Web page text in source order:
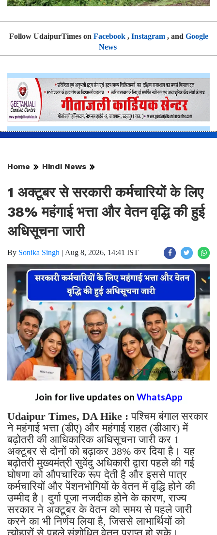
Follow UdaipurTimes on Facebook, Instagram, and Google
News
Home Hindi News
1 अक्टूबर से सरकारी कर्मचारियों के लिए
38% महंगाई भत्ता और वेतन वृद्धि की हुई
अधिसूचना जारी
By Sonika Singh | Aug 8, 2026, 14:41 IST
Join for live updates on WhatsApp
Udaipur Times, DA Hike : पश्चिम बंगाल सरकार
ने महंगाई भत्ता (डीए) और महंगाई राहत (डीआर) में
बढ़ोतरी की आधिकारिक अधिसूचना जारी कर 1
अक्टूबर से दोनों को बढ़ाकर 38% कर दिया है। यह
बढ़ोतरी मुख्यमंत्री सुवेंदु अधिकारी द्वारा पहले की गई
घोषणा को औपचारिक रूप देती है और इससे पात्र
कर्मचारियों और पेंशनभोगियों के वेतन में वृद्धि होने की
उम्मीद है। दुर्गा पूजा नजदीक होने के कारण, राज्य
सरकार ने अक्टूबर के वेतन को समय से पहले जारी
करने का भी निर्णय लिया है, जिससे लाभार्थियों को